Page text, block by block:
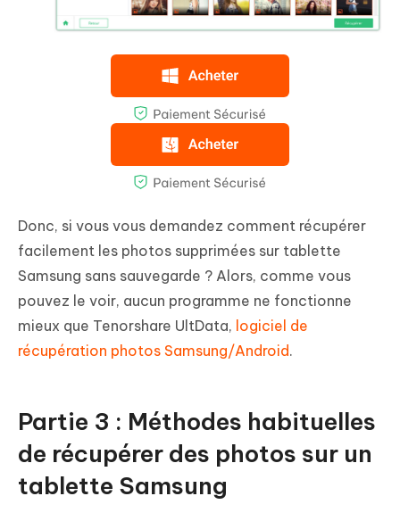
Donc, si vous vous demandez comment récupérer
facilement les photos supprimées sur tablette
Samsung sans sauvegarde ? Alors, comme vous
pouvez le voir, aucun programme ne fonctionne
mieux que Tenorshare UltData, logiciel de
récupération photos Samsung/Android.
Partie 3 : Méthodes habituelles
de récupérer des photos sur un
tablette Samsung